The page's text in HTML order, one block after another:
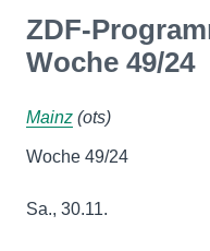
ZDF-
Woche 49/24
Mainz (ots)
Woche 49/24
Sa., 30.11.